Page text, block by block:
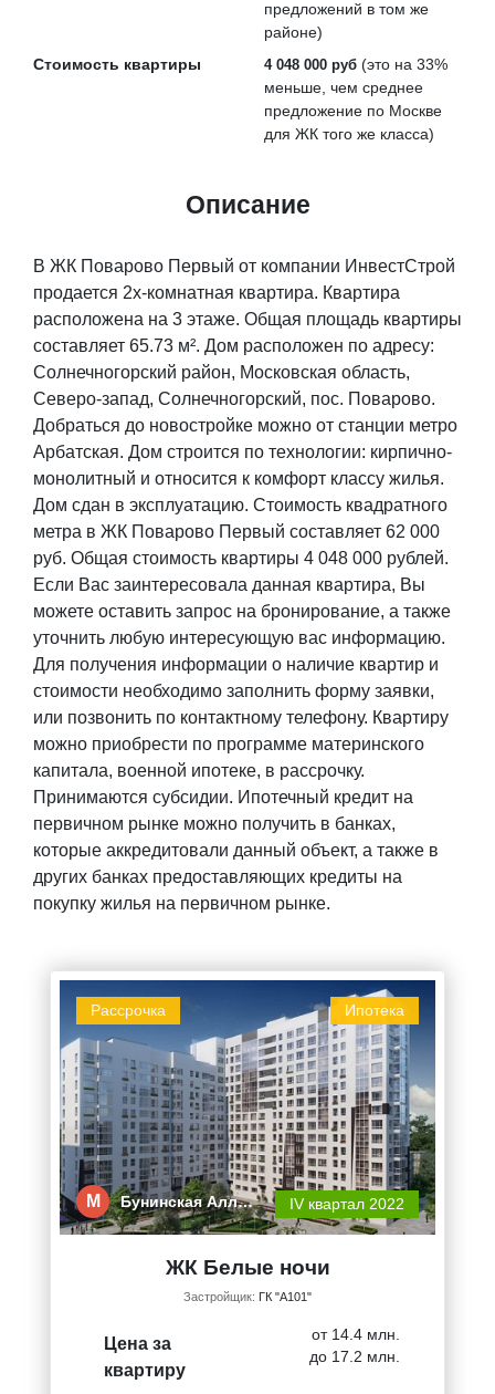
предложений в том же
районе)
Стоимость квартиры
4 048 000 руб (это на 33%
меньше , чем среднее
предложение по Москве
для ЖК того же класса)
Описание
В ЖК Поварово Первый от компании ИнвестСтрой
продается 2х-комнатная квартира. Квартира
расположена на 3 этаже. Общая площадь квартиры
составляет 65.73 м². Дом расположен по адресу:
Солнечногорский район, Московская область,
Северо-запад, Солнечногорский, пос. Поварово.
Добраться до новостройке можно от станции метро
Арбатская. Дом строится по технологии: кирпично-
монолитный и относится к комфорт классу жилья.
Дом сдан в эксплуатацию. Стоимость квадратного
метра в ЖК Поварово Первый составляет 62 000
руб. Общая стоимость квартиры 4 048 000 рублей.
Если Вас заинтересовала данная квартира, Вы
можете оставить запрос на бронирование, а также
уточнить любую интересующую вас информацию.
Для получения информации о наличие квартир и
стоимости необходимо заполнить форму заявки,
или позвонить по контактному телефону. Квартиру
можно приобрести по программе материнского
капитала, военной ипотеке, в рассрочку.
Принимаются субсидии. Ипотечный кредит на
первичном рынке можно получить в банках,
которые аккредитовали данный объект, а также в
других банках предоставляющих кредиты на
покупку жилья на первичном рынке.
Ипотека
Рассрочка
М Бунинская Алл… IV квартал 2022
ЖК Белые ночи
Застройщик: ГК "А101"
Цена за
квартиру
от 14.4 млн.
до 17.2 млн.